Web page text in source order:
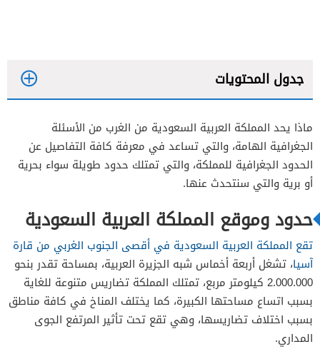
جدول المحتويات
ماذا يحد المملكة العربية السعودية من الغرب من الأسئلة
الجغرافية الهامة، والتي تساعد في معرفة كافة التفاصيل عن
الحدود الجغرافية للمملكة، والتي تمتلك حدود طويلة سواء بحرية
أو برية والتي سنتحدث عنها.
حدود وموقع المملكة العربية السعودية
تقع المملكة العربية السعودية في أقصى الجنوب الغربي من قارة
آسيا، تشغل أربعة أخماس شبه الجزيرة العربية، بمساحة تقدر بنحو
2.000.000 كيلومتر مربع، تمتلك المملكة تضاريس متنوعة للغاية
بسبب اتساع مساحتها الكبيرة، كما يختلف المناخ في كافة مناطق
بسبب اختلاف تضاريسها، وهي تقع تحت تأثير المرتفع الجوى
المداري.